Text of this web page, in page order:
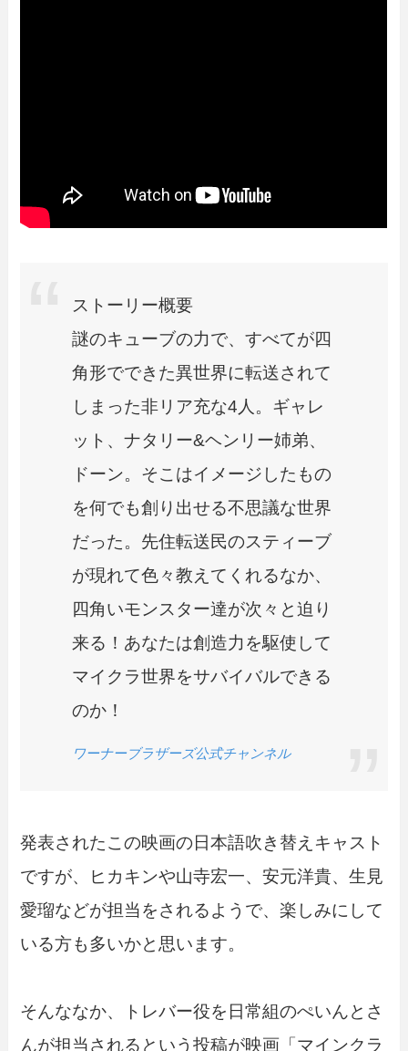
ストーリー概要
謎のキューブの力で、すべてが四
角形でできた異世界に転送されて
しまった非リア充な4人。ギャレ
ット、ナタリー&ヘンリー姉弟、
ドーン。そこはイメージしたもの
を何でも創り出せる不思議な世界
だった。先住転送民のスティーブ
が現れて色々教えてくれるなか、
四角いモンスター達が次々と迫り
来る！あなたは創造力を駆使して
マイクラ世界をサバイバルできる
のか！
ワーナーブラザーズ公式チャンネル
発表されたこの映画の日本語吹き替えキャスト
ですが、ヒカキンや山寺宏一、安元洋貴、生見
愛瑠などが担当をされるようで、楽しみにして
いる方も多いかと思います。
そんななか、トレバー役を日常組のぺいんとさ
んが担当されるという投稿が映画「マインクラ